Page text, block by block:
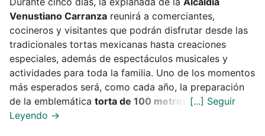
Venustiano Carranza reunirá a comerciantes,
cocineros y visitantes que podrán disfrutar desde las
tradicionales tortas mexicanas hasta creaciones
especiales, además de espectáculos musicales y
actividades para toda la familia. Uno de los momentos
más esperados será, como cada año, la preparación
de la emblemática torta de 100 metros